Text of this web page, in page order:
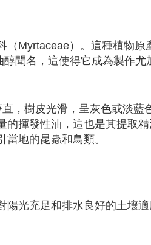
Myrtaceae）。這種植物原
聞名，這使得它成為製作尤
，樹皮光滑，呈灰色或淡藍
揮發性油，這也是其提取精
地的昆蟲和鳥類。
光充足和排水良好的土壤